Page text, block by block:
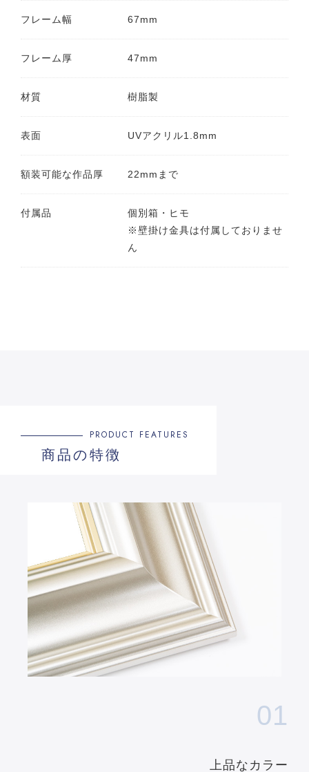
フレーム幅 67mm
フレーム厚 47mm
材質 樹脂製
表面 UVアクリル1.8mm
額装可能な作品厚 22mmまで
付属品
個別箱・ヒモ
※壁掛け金具は付属しておりませ
ん
PRODUCT FEATURES
商品の特徴
01
上品なカラー